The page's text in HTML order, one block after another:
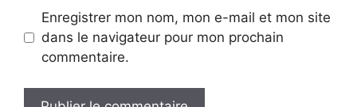
Enregistrer mon nom, mon e-mail et mon site
dans le navigateur pour mon prochain
commentaire.